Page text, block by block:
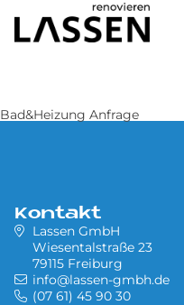
Bad&Heizung Anfrage
Kontakt
Lassen GmbH
Wiesentalstraße 23
79115 Freiburg
info@lassen-gmbh.de
(07 61) 45 90 30